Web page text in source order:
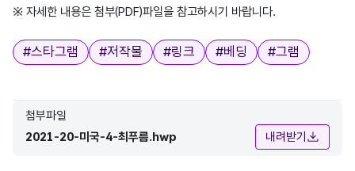
※ 자세한 내용은 첨부(PDF)파일을 참고하시기 바랍니다.
태그
#스타그램 #저작물 #링크 #베딩 #그램
첨부파일
2021-20-미국-4-최푸름.hwp
내려받기